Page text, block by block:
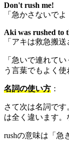
Don't rush me!
「急かさないでよ
Aki was rushed to
「アキは救急搬送
「急いで連れて
う言葉でもよく使
名詞の使い方 ：
さて次は名詞です
は全く違います。
rushの意味は「急